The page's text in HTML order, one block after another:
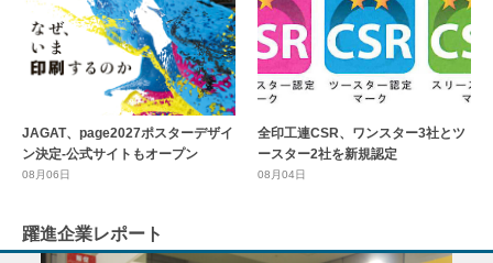
JAGAT、page2027ポスターデザイ
ン決定-公式サイトもオープン
08月06日
全印工連CSR、ワンスター3社とツ
ースター2社を新規認定
08月04日
躍進企業レポート